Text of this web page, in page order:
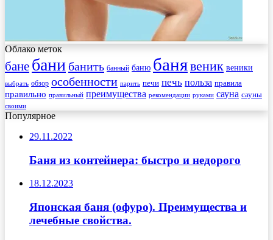
Облако меток
бане бани банить банный баню банявеник веники
выбрать обзор особенности парить печи печь польза правила
правильно правильный преимущества рекомендации руками сауна сауны
своими
Популярное
29.11.2022
Баня из контейнера: быстро и недорого
18.12.2023
Японская баня (офуро). Преимущества и
лечебные свойства.